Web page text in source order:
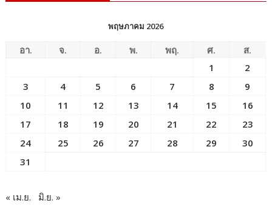
พฤษภาคม 2026
อา. จ. อ. พ. พฤ. ศ.
ส.
1
2
3
4 5 6 7 8
9
10
11 12 13 14 15
16
17
18 19 20 21 22
23
24
25 26 27 28 29
30
31
« เม.ย. มิ.ย. »